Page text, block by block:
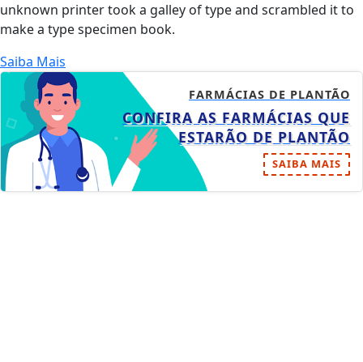
unknown printer took a galley of type and scrambled it to
make a type specimen book.
Saiba Mais
FARMÁCIAS DE PLANTÃO
CONFIRA AS FARMÁCIAS QUE
ESTARÃO DE PLANTÃO
SAIBA MAIS